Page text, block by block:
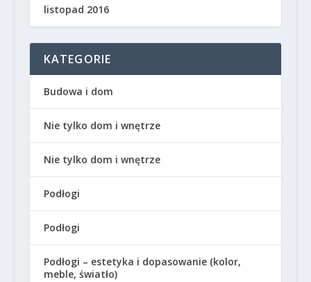
listopad 2016
KATEGORIE
Budowa i dom
Nie tylko dom i wnętrze
Nie tylko dom i wnętrze
Podłogi
Podłogi
Podłogi – estetyka i dopasowanie (kolor,
meble, światło)